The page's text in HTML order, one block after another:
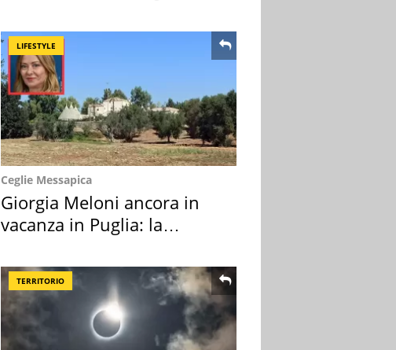
LIFESTYLE
Ceglie Messapica
Giorgia Meloni ancora in
vacanza in Puglia: la
TERRITORIO